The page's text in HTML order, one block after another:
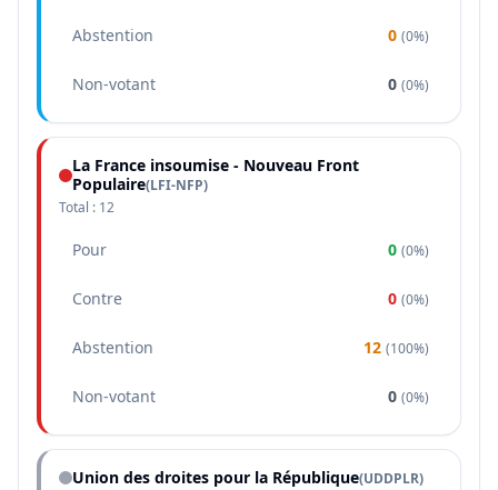
Abstention 0 (0%)
Non-votant 0 (0%)
La France insoumise - Nouveau Front
Populaire(LFI-NFP)
Total : 12
Pour 0 (0%)
Contre 0 (0%)
Abstention 12 (100%)
Non-votant 0 (0%)
Union des droites pour la République(UDDPLR)